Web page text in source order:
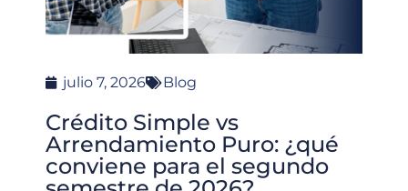
julio 7, 2026 Blog
Crédito Simple vs
Arrendamiento Puro: ¿qué
conviene para el segundo